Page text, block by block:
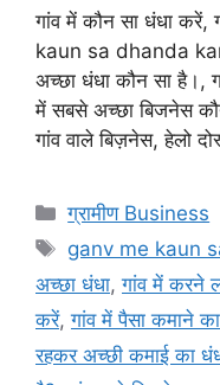
गांव में कौन सा धंधा
kaun sa dhanda
अच्छा धंधा कौन सा है।,
में सबसे अच्छा बिजनेस
गांव वाले बिज़नेस, हेलो
Categories
ग्रामीण Business
Tags
ganv me kaun
अच्छा धंधा,गांव में करने
करें,गांव में पैसा कमाने
रहकर अच्छी कमाई का